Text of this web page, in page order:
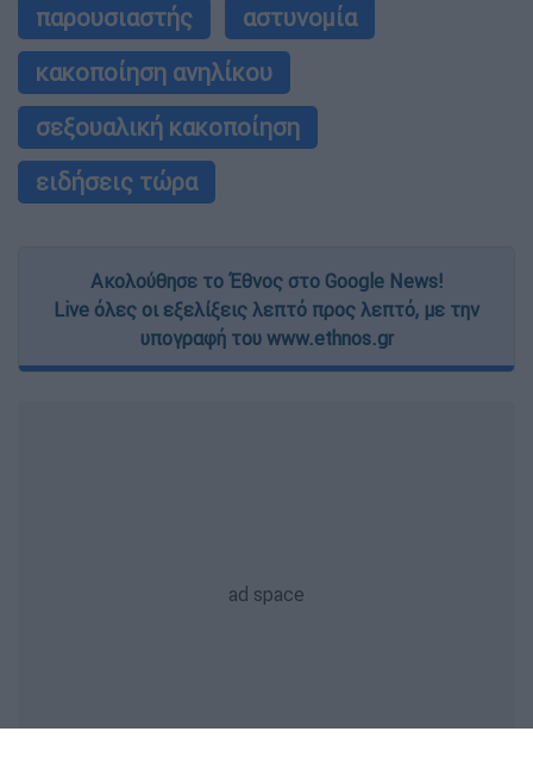
παρουσιαστής
αστυνομία
κακοποίηση ανηλίκου
σεξουαλική κακοποίηση
ειδήσεις τώρα
Ακολούθησε το Έθνος στο Google News!
Live όλες οι εξελίξεις λεπτό προς λεπτό, με την
υπογραφή του www.ethnos.gr